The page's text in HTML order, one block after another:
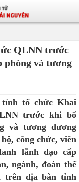
QLNN trước
phòng và tương
tỉnh tổ chức Khai
trước khi bổ
và tương đương
công chức, viên
lãnh đạo cấp
ngành, đoàn thể
trên địa bàn tỉnh